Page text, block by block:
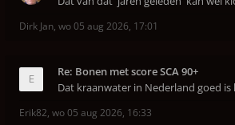
Dirk Jan, wo 05 aug 2026, 17:01
Re: Bonen met score SCA 90+
Dat kraanwater in Nederland goed is
Erik82, wo 05 aug 2026, 16:33